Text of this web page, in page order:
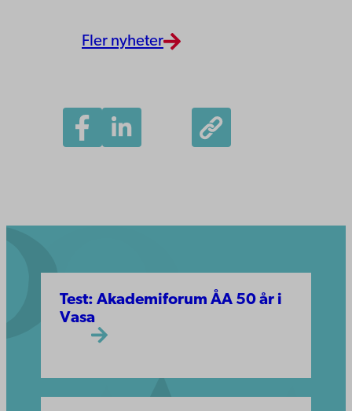
Fler nyheter
Test: Akademiforum ÅA 50 år i
Vasa